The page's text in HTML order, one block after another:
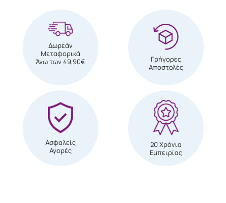
Δωρεάν
Μεταφορικά
Άνω των 49,90€
Γρήγορες
Αποστολές
Ασφαλείς
Αγορές
20 Χρόνια
Εμπειρίας